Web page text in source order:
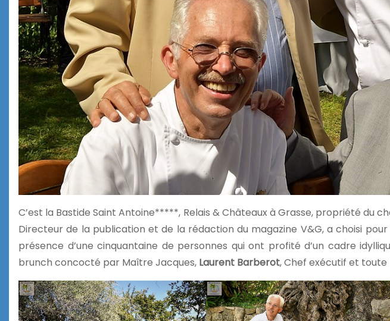
C’est la Bastide Saint Antoine*****, Relais & Châteaux à Grasse, propriété du
Directeur de la publication et de la rédaction du magazine V&G, a choisi
présence d’une cinquantaine de personnes qui ont profité d’un cadre
brunch concocté par Maître Jacques, Laurent Barberot, Chef exécutif et